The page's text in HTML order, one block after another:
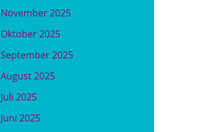
November 2025
Oktober 2025
September 2025
August 2025
Juli 2025
Juni 2025